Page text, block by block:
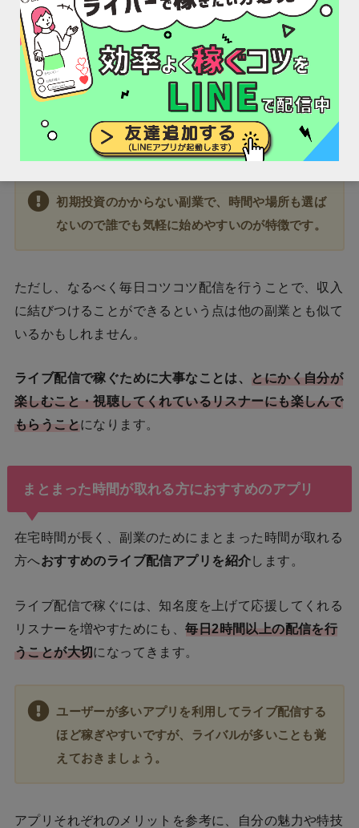
紹介した副業の中で、最も楽しく稼げるのはライブ配信
アプリ です。
多くのリスナーたちと画面越しに交流しながら、盛り上
がる配信を行うことで投げ銭をもらうことができちゃい
ます。
初期投資のかからない副業で、時間や場所も選ば
ないので誰でも気軽に始めやすいのが特徴です。
ただし、なるべく毎日コツコツ配信を行うことで、収入
に結びつけることができるという点は他の副業とも似て
いるかもしれません。
ライブ配信で稼ぐために大事なことは、 とにかく自分が
楽しむこと・視聴してくれているリスナーにも楽しんで
もらうこと になります。
まとまった時間が取れる方におすすめのアプリ
在宅時間が長く、副業のためにまとまった時間が取れる
方へおすすめのライブ配信アプリを紹介します。
ライブ配信で稼ぐには、知名度を上げて応援してくれる
リスナーを増やすためにも、毎日2時間以上の配信を行
うことが大切になってきます。
ユーザーが多いアプリを利用してライブ配信する
ほど稼ぎやすいですが、ライバルが多いことも覚
えておきましょう。
アプリそれぞれのメリットを参考に、自分の魅力や特技